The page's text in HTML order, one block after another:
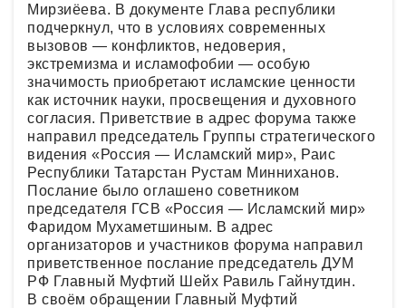
Мирзиёева. В документе Глава республики
подчеркнул, что в условиях современных
вызовов — конфликтов, недоверия,
экстремизма и исламофобии — особую
значимость приобретают исламские ценности
как источник науки, просвещения и духовного
согласия. Приветствие в адрес форума также
направил председатель Группы стратегического
видения «Россия — Исламский мир», Раис
Республики Татарстан Рустам Минниханов.
Послание было оглашено советником
председателя ГСВ «Россия — Исламский мир»
Фаридом Мухаметшиным. В адрес
организаторов и участников форума направил
приветственное послание председатель ДУМ
РФ Главный Муфтий Шейх Равиль Гайнутдин.
В своём обращении Главный Муфтий